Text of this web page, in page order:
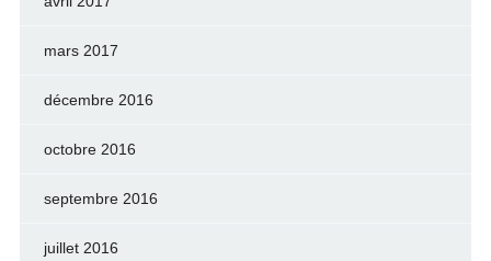
mars 2017
décembre 2016
octobre 2016
septembre 2016
juillet 2016